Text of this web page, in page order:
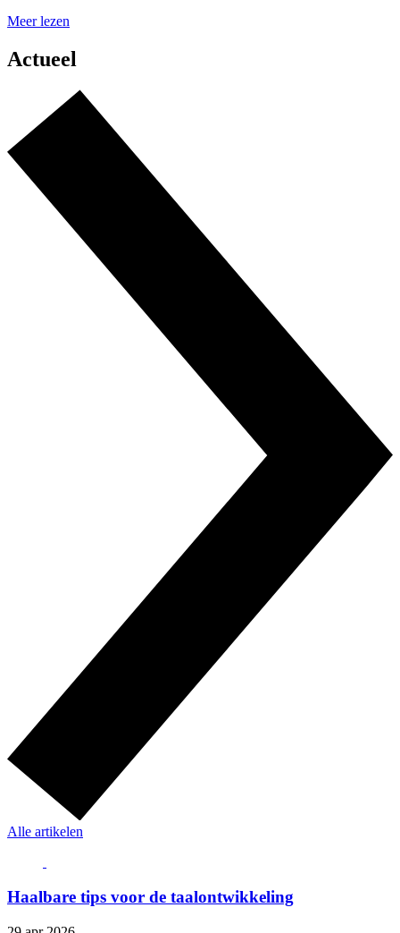
Meer lezen
Actueel
Alle artikelen
Haalbare tips voor de taalontwikkeling